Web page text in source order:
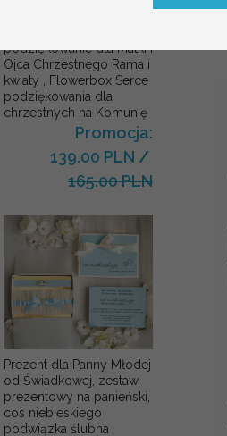
podziękowanie dla Matki i
Ojca Chrzestnego Rama i
kwiaty , Flowerbox Serce
podziękowania dla
chrzestnych na Komunię
Promocja:
139.00 PLN /
165.00 PLN
Prezent dla Panny Młodej
od Świadkowej, zestaw
prezentowy na panieński,
cos niebieskiego
podwiązka ślubna